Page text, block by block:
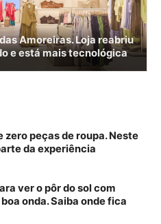
Amoreiras. Loja reabriu
e está mais tecnológica
peças de roupa. Neste
da experiência
ver o pôr do sol com
onda. Saiba onde fica